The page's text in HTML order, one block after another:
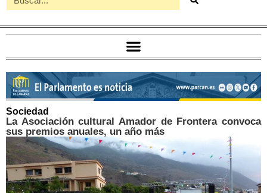
Sociedad
La Asociación cultural Amador de Frontera convoca
sus premios anuales, un año más